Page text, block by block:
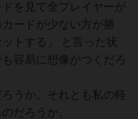
を見て全プレイヤーが
ードが少ない方が勝
トする」 と言った状
容易に想像がつくだろ
うか。それとも私の軽
だろうか。